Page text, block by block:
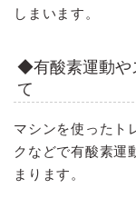
しまいます。
◆有酸素運動や
て
マシンを使ったト
クなどで有酸素運
まります。